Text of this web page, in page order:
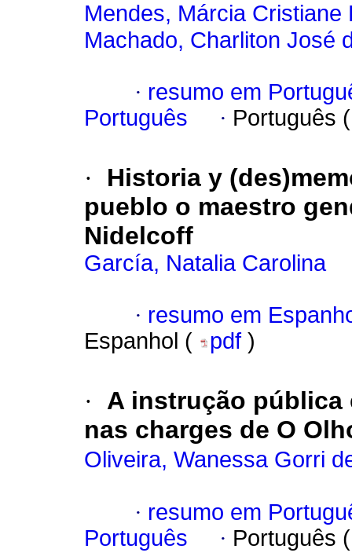
Mendes, Márcia Cristiane
Machado, Charliton José
· resumo em
Português
· Português
·
Historia y
pueblo o maestro
Nidelcoff
García, Natalia Carolina
· resumo em
Espanhol (
pdf )
·
A instrução pública
nas charges de O
Oliveira, Wanessa Gorri
· resumo em
Português
· Português